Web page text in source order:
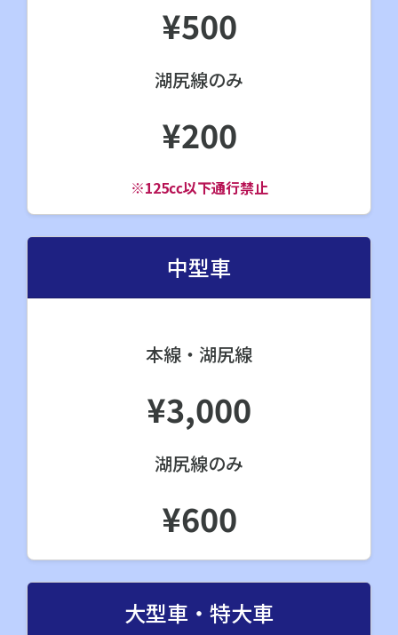
¥500
湖尻線のみ
¥200
※125㏄以下通行禁止
中型車
本線・湖尻線
¥3,000
湖尻線のみ
¥600
大型車・特大車